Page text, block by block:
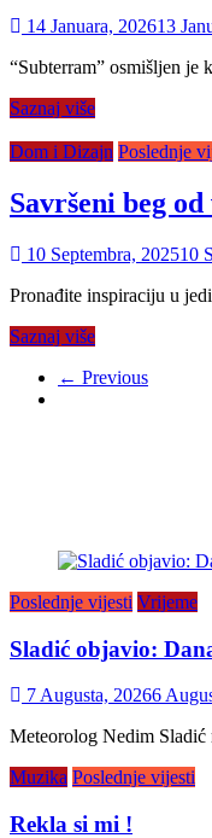
14 Januara, 202613
“Subterram” osmišljen je
Saznaj više
Dom i Dizajn Poslednje
Savršeni beg
10 Septembra, 202510
Pronađite inspiraciju u
Saznaj više
← Previous
Poslednje vijesti Vrijeme
Sladić objavio:
7 Augusta, 20266
Meteorolog Nedim
Muzika Poslednje vijesti
Rekla si mi !